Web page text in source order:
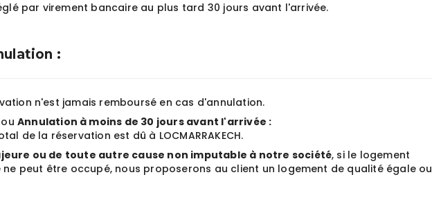
par virement bancaire au plus tard 30 jours avant l'arrivée.
:
n'est jamais remboursé en cas d'annulation.
ou Annulation à moins de 30 jours avant l'arrivée :
de la réservation est dû à LOCMARRAKECH.
ou de toute autre cause non imputable à notre société, si le logement
ne peut être occupé, nous proposerons au client un logement de qualité égale ou